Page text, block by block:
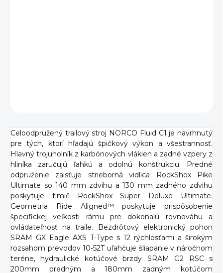
Celoodpružený trailový stroj NORCO Fluid C1 je navrhnutý
pre tých, ktorí hľadajú špičkový výkon a všestrannosť.
Hlavný trojuholník z karbónových vlákien a zadné vzpery z
hliníka zaručujú ľahkú a odolnú konštrukciu. Predné
odpruženie zaisťuje strieborná vidlica RockShox Pike
Ultimate so 140 mm zdvihu a 130 mm zadného zdvihu
poskytuje tlmič RockShox Super Deluxe Ultimate.
Geometria Ride Aligned™ poskytuje prispôsobenie
špecifickej veľkosti rámu pre dokonalú rovnováhu a
ovládateľnosť na traile. Bezdrôtový elektronický pohon
SRAM GX Eagle AXS T-Type s 12 rýchlosťami a širokým
rozsahom prevodov 10-52T uľahčuje šliapanie v náročnom
teréne, hydraulické kotúčové brzdy SRAM G2 RSC s
200mm predným a 180mm zadným kotúčom